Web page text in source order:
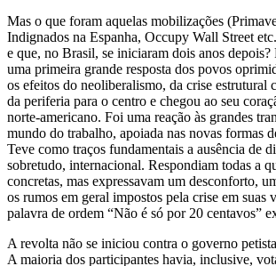
Mas o que foram aquelas mobilizações
Indignados na Espanha, Occupy Wall Street
e que, no Brasil, se iniciaram dois anos depois?
uma primeira grande resposta dos povos
os efeitos do neoliberalismo, da crise estrutural
da periferia para o centro e chegou ao seu
norte-americano. Foi uma reação às grandes
mundo do trabalho, apoiada nas novas formas
Teve como traços fundamentais a ausência de
sobretudo, internacional. Respondiam todas a
concretas, mas expressavam um desconforto,
os rumos em geral impostos pela crise em suas
palavra de ordem “Não é só por 20 centavos”
A revolta não se iniciou contra o governo
A maioria dos participantes havia, inclusive,